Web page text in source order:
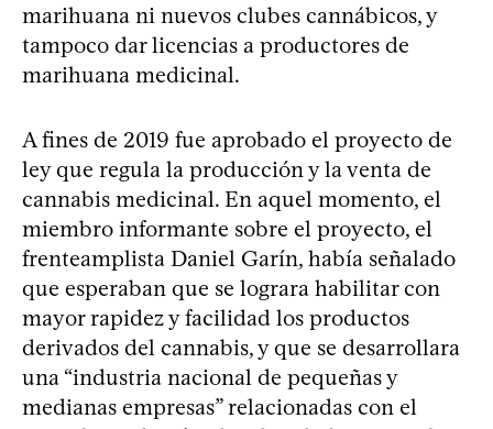
marihuana ni nuevos clubes cannábicos, y
tampoco dar licencias a productores de
marihuana medicinal.
A fines de 2019 fue aprobado el proyecto de
ley que regula la producción y la venta de
cannabis medicinal. En aquel momento, el
miembro informante sobre el proyecto, el
frenteamplista Daniel Garín, había señalado
que esperaban que se lograra habilitar con
mayor rapidez y facilidad los productos
derivados del cannabis, y que se desarrollara
una “industria nacional de pequeñas y
medianas empresas” relacionadas con el